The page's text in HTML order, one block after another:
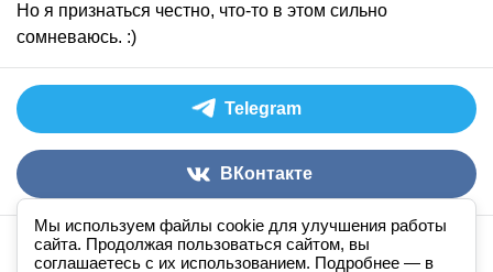
Мы используем файлы cookie для улучшения работы
сайта. Продолжая пользоваться сайтом, вы
соглашаетесь с их использованием. Подробнее — в
Но я признаться честно, что-то в этом сильно
сомневаюсь. :)
Telegram
ВКонтакте
Аудиокниги слушать онлайн книгав ухе